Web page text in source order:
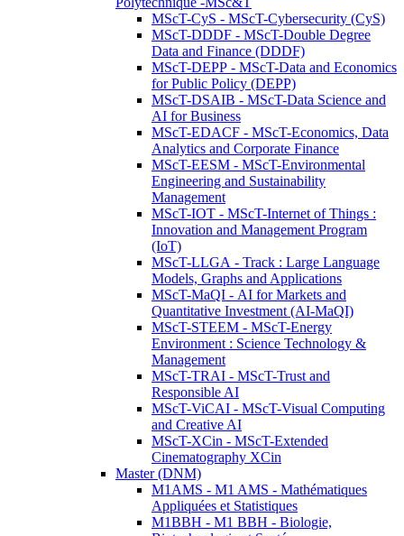
MScT-CyS - MScT-Cybersecurity (CyS)
MScT-DDDF - MScT-Double Degree
Data and Finance (DDDF)
MScT-DEPP - MScT-Data and Economics
for Public Policy (DEPP)
MScT-DSAIB - MScT-Data Science and
AI for Business
MScT-EDACF - MScT-Economics, Data
Analytics and Corporate Finance
MScT-EESM - MScT-Environmental
Engineering and Sustainability
Management
MScT-IOT - MScT-Internet of Things :
Innovation and Management Program
(IoT)
MScT-LLGA - Track : Large Language
Models, Graphs and Applications
MScT-MaQI - AI for Markets and
Quantitative Investment (AI-MaQI)
MScT-STEEM - MScT-Energy
Environment : Science Technology &
Management
MScT-TRAI - MScT-Trust and
Responsible AI
MScT-ViCAI - MScT-Visual Computing
and Creative AI
MScT-XCin - MScT-Extended
Cinematography XCin
Master (DNM)
M1AMS - M1 AMS - Mathématiques
Appliquées et Statistiques
M1BBH - M1 BBH - Biologie,